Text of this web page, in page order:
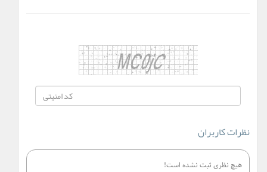
نظرات کاربران
هیچ نظری ثبت نشده است!